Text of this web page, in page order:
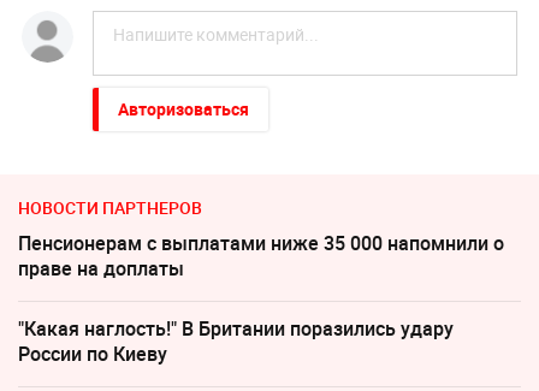
Авторизоваться
НОВОСТИ ПАРТНЕРОВ
Пенсионерам с выплатами ниже 35 000 напомнили о
праве на доплаты
"Какая наглость!" В Британии поразились удару
России по Киеву